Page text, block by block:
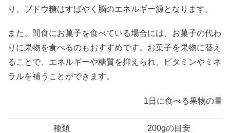
り、ブドウ糖はすばやく脳のエネルギー源となります。
また、間食にお菓子を食べている場合には、お菓子の代わ
りに果物を食べるのもおすすめです。お菓子を果物に替え
ることで、エネルギーや糖質を抑えられ、ビタミンやミネ
ラルを補うことができます。
1日に食べる果物の量
種類 200gの目安